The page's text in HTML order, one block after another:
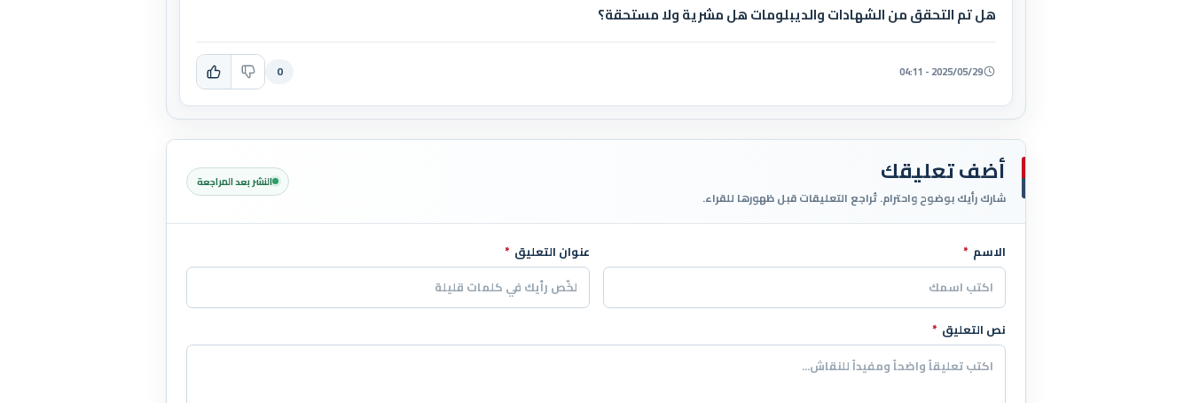
هل تم التحقق من الشهادات والديبلومات هل مشرية ولا مستحقة؟
2025/05/29 - 04:11
0
أضف تعليقك
شارك رأيك بوضوح واحترام. تُراجع التعليقات قبل ظهورها للقراء.
النشر بعد المراجعة
اترك هذا الحقل فارغاً
الاسم * عنوان التعليق *
نص التعليق *